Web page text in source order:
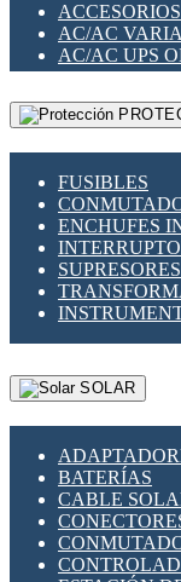
TELEFONÍA
VIGILANCIA
MESHTASTIC
AC/AC
AC/AC UPS
FUSIBLES
ENCHUFES
SOLAR
BATERÍAS
CABLE